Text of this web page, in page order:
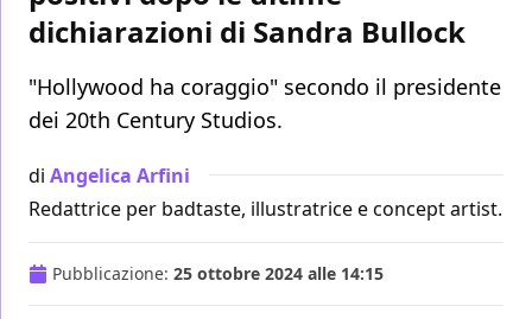
dichiarazioni di Sandra Bullock
"Hollywood ha coraggio" secondo il presidente
dei 20th Century Studios.
di Angelica Arfini
Redattrice per badtaste, illustratrice e concept artist.
Pubblicazione: 25 ottobre 2024 alle 14:15